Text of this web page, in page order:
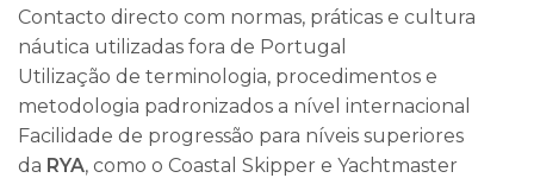
Contacto directo com normas, práticas e cultura
náutica utilizadas fora de Portugal
Utilização de terminologia, procedimentos e
metodologia padronizados a nível internacional
Facilidade de progressão para níveis superiores
da RYA, como o Coastal Skipper e Yachtmaster